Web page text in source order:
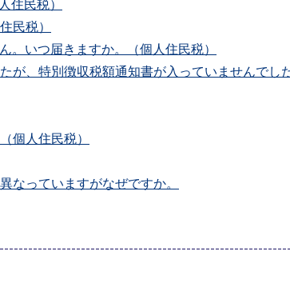
住民税）
民税）
。いつ届きますか。（個人住民税）
が、特別徴収税額通知書が入っていませんでし
個人住民税）
なっていますがなぜですか。